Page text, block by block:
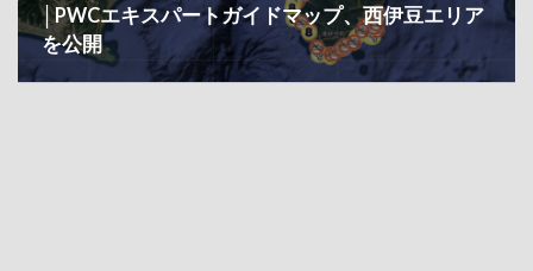
│PWCエキスパートガイドマップ、西伊豆エリア
を公開